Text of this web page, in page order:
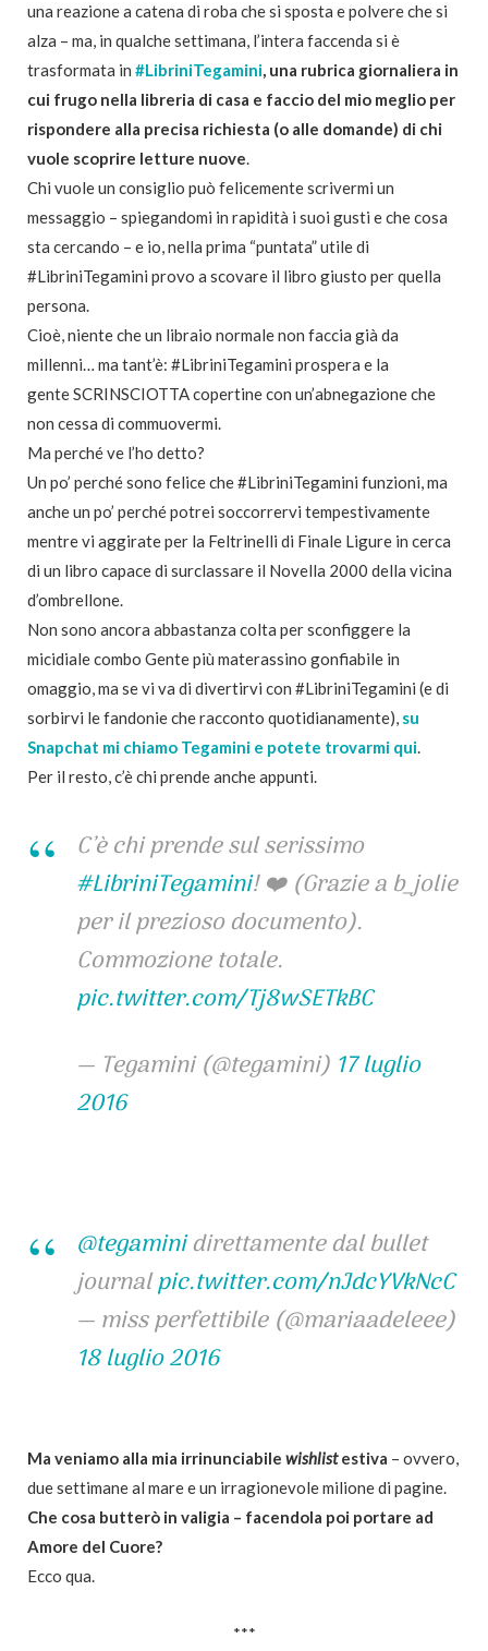
una reazione a catena di roba che si sposta e polvere che si
alza – ma, in qualche settimana, l’intera faccenda si è
trasformata in #LibriniTegamini, una rubrica giornaliera in
cui frugo nella libreria di casa e faccio del mio meglio per
rispondere alla precisa richiesta (o alle domande) di chi
vuole scoprire letture nuove.
Chi vuole un consiglio può felicemente scrivermi un
messaggio – spiegandomi in rapidità i suoi gusti e che cosa
sta cercando – e io, nella prima “puntata” utile di
#LibriniTegamini provo a scovare il libro giusto per quella
persona.
Cioè, niente che un libraio normale non faccia già da
millenni… ma tant’è: #LibriniTegamini prospera e la
gente SCRINSCIOTTA copertine con un’abnegazione che
non cessa di commuovermi.
Ma perché ve l’ho detto?
Un po’ perché sono felice che #LibriniTegamini funzioni, ma
anche un po’ perché potrei soccorrervi tempestivamente
mentre vi aggirate per la Feltrinelli di Finale Ligure in cerca
di un libro capace di surclassare il Novella 2000 della vicina
d’ombrellone.
Non sono ancora abbastanza colta per sconfiggere la
micidiale combo Gente più materassino gonfiabile in
omaggio, ma se vi va di divertirvi con #LibriniTegamini (e di
sorbirvi le fandonie che racconto quotidianamente), su
Snapchat mi chiamo Tegamini e potete trovarmi qui.
Per il resto, c’è chi prende anche appunti.
C’è chi prende sul serissimo
#LibriniTegamini! ❤️ (Grazie a b_jolie
per il prezioso documento).
Commozione totale.
pic.twitter.com/Tj8wSETkBC
— Tegamini (@tegamini) 17 luglio
2016
@tegaminidirettamente dal bullet
journalpic.twitter.com/nJdcYVkNcC
— miss perfettibile (@mariaadeleee)
18 luglio 2016
Ma veniamo alla mia irrinunciabile wishlistestiva – ovvero,
due settimane al mare e un irragionevole milione di pagine.
Che cosa butterò in valigia – facendola poi portare ad
Amore del Cuore?
Ecco qua.
***